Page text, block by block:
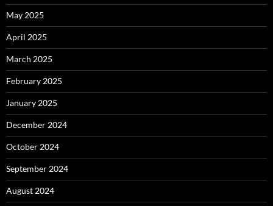
May 2025
April 2025
March 2025
February 2025
January 2025
December 2024
October 2024
September 2024
August 2024